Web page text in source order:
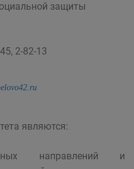
защиты
2-82-13
являются:
направлений и